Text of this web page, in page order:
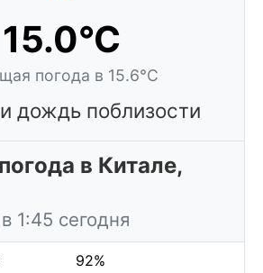
15.0°C
погода в 15.6°C
дождь поблизости
в Китале,
1:45 сегодня
92%